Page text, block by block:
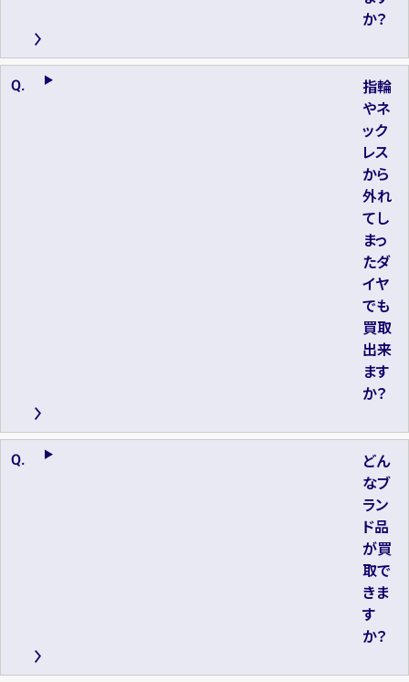
か？
指輪
やネ
ック
レス
から
外れ
てし
まっ
たダ
イヤ
でも
買取
出来
ます
か？
どん
なブ
ラン
ド品
が買
取で
きま
す
か？